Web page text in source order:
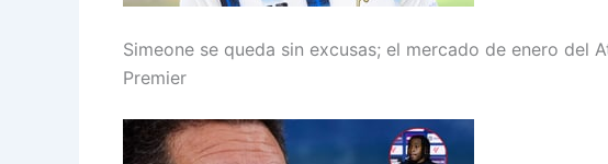
Simeone se queda sin excusas; el mercado de enero del
Premier